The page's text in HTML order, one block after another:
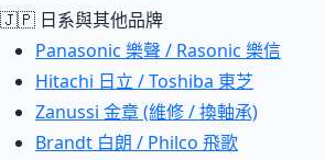
🇯🇵 日系與其他品牌
Panasonic 樂聲 / Rasonic 樂信
Hitachi 日立 / Toshiba 東芝
Zanussi 金章 (維修 / 換軸承)
Brandt 白朗 / Philco 飛歌